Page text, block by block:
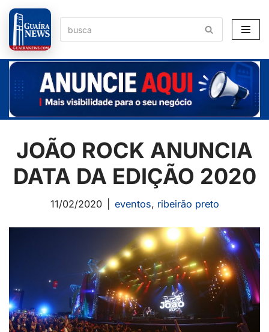
Pular
para
o
conteúdo
JOÃO ROCK ANUNCIA
DATA DA EDIÇÃO 2020
11/02/2020 eventos, ribeirão preto